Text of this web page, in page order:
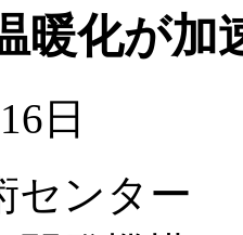
暖化が加
日
センター